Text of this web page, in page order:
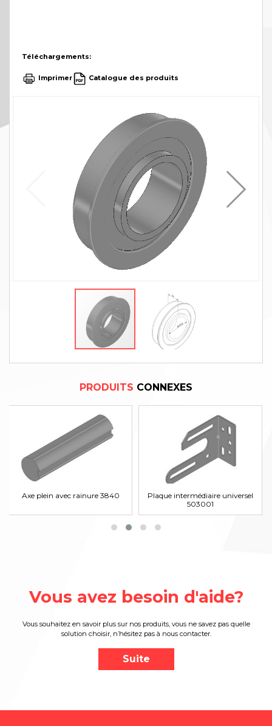
Téléchargements:
Imprimer Catalogue des produits
PRODUITS CONNEXES
Axe plein avec rainure 3840
Plaque intermédiaire universel
503001
Vous avez besoin d'aide?
Vous souhaitez en savoir plus sur nos produits, vous ne savez pas quelle
solution choisir, n’hésitez pas à nous contacter.
Suite